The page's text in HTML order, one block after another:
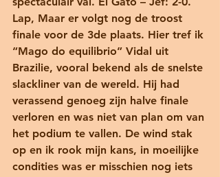
Lap, Maar er volgt nog de troost
finale voor de 3de plaats. Hier tref ik
“Mago do equilibrio” Vidal uit
Brazilie, vooral bekend als de snelste
slackliner van de wereld. Hij had
verassend genoeg zijn halve finale
verloren en was niet van plan om van
het podium te vallen. De wind stak
op en ik rook mijn kans, in moeilijke
condities was er misschien nog iets